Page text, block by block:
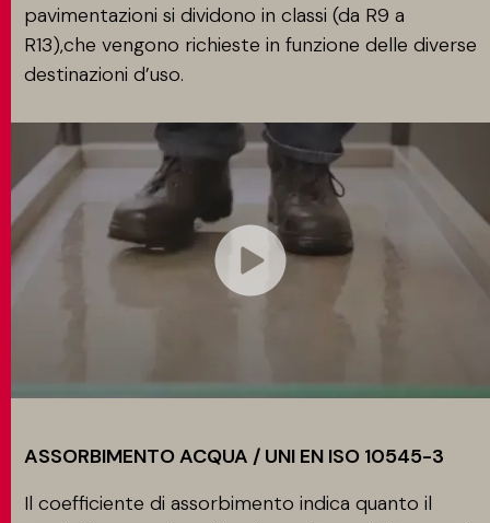
pavimentazioni si dividono in classi (da R9 a
R13),che vengono richieste in funzione delle diverse
destinazioni d’uso.
ASSORBIMENTO ACQUA / UNI EN ISO 10545-3
Il coefficiente di assorbimento indica quanto il